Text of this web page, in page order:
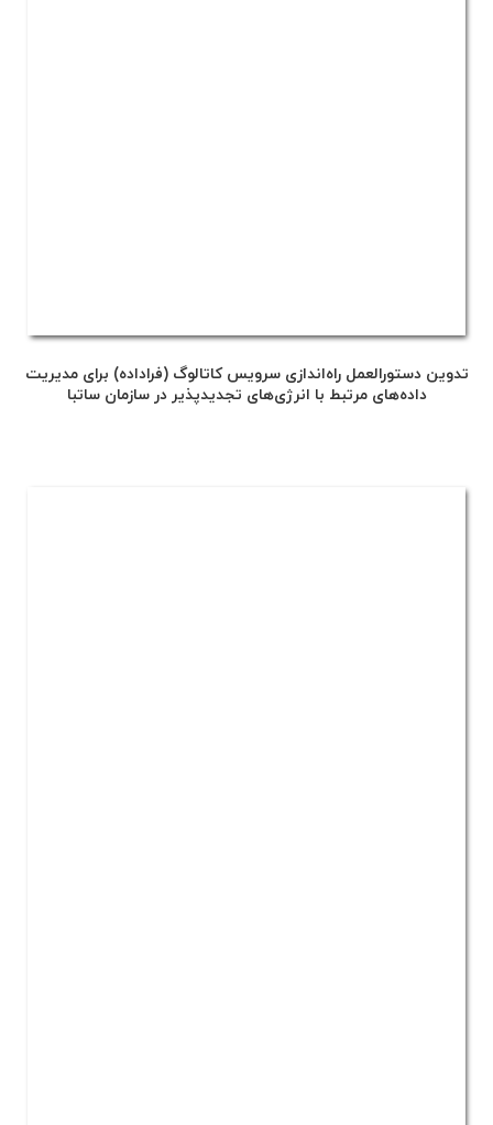
تدوین دستورالعمل راه‌اندازی سرویس کاتالوگ (فراداده) برای مدیریت
داده‌های مرتبط با انرژی‌های تجدیدپذیر در سازمان ساتبا